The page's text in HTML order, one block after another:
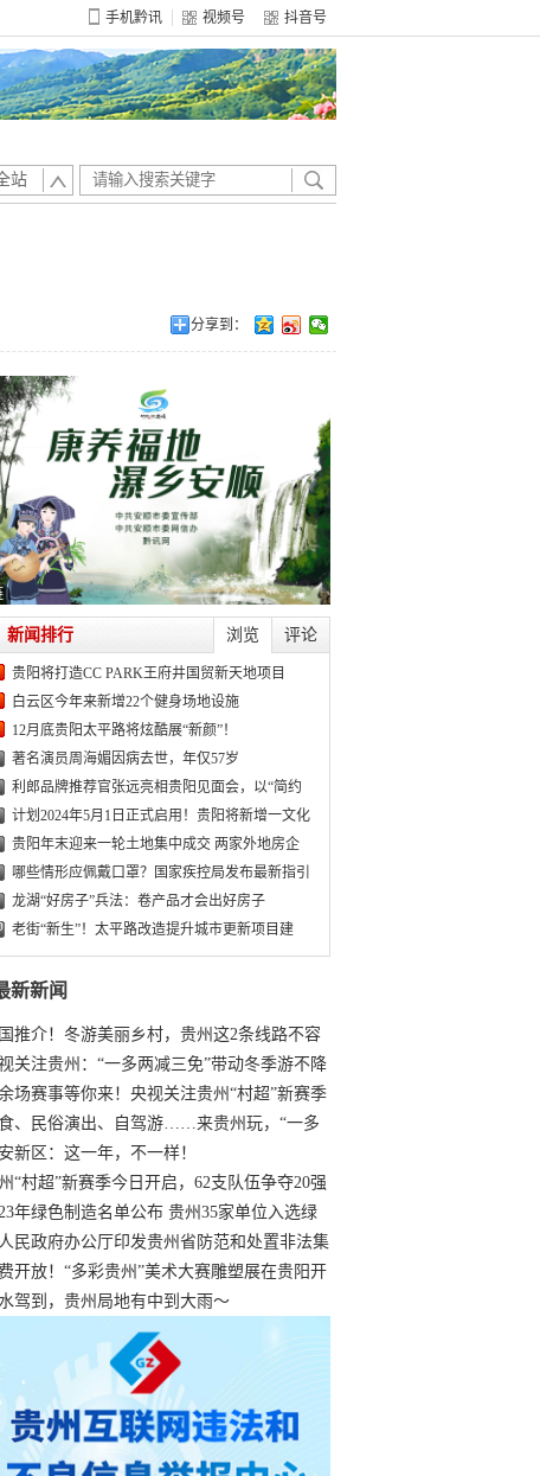
手机黔讯 视频号 抖音号
站
分享到：
浏览 评论
新闻排行
贵阳将打造CC PARK王府井国贸新天地项目
白云区今年来新增22个健身场地设施
12月底贵阳太平路将炫酷展“新颜”！
著名演员周海媚因病去世，年仅57岁
利郎品牌推荐官张远亮相贵阳见面会，以“简约
计划2024年5月1日正式启用！贵阳将新增一文化
贵阳年末迎来一轮土地集中成交 两家外地房企
哪些情形应佩戴口罩？国家疾控局发布最新指引
龙湖“好房子”兵法：卷产品才会出好房子
老街“新生”！太平路改造提升城市更新项目建
新新闻
推介！冬游美丽乡村，贵州这2条线路不容
关注贵州：“一多两减三免”带动冬季游不降
场赛事等你来！央视关注贵州“村超”新赛季
“打响”
、民俗演出、自驾游……来贵州玩，“一多
三免”！
新区：这一年，不一样！
“村超”新赛季今日开启，62支队伍争夺20强
年绿色制造名单公布 贵州35家单位入选绿
厂
民政府办公厅印发贵州省防范和处置非法集
作实施细则
开放！“多彩贵州”美术大赛雕塑展在贵阳开
持续至1月19日
驾到，贵州局地有中到大雨～